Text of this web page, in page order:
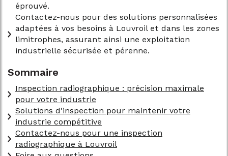
éprouvé.
Contactez-nous pour des solutions personnalisées
adaptées à vos besoins à Louvroil et dans les zones
limitrophes, assurant ainsi une exploitation
industrielle sécurisée et pérenne.
Sommaire
Inspection radiographique : précision maximale
pour votre industrie
Solutions d'inspection pour maintenir votre
industrie compétitive
Contactez-nous pour une inspection
radiographique à Louvroil